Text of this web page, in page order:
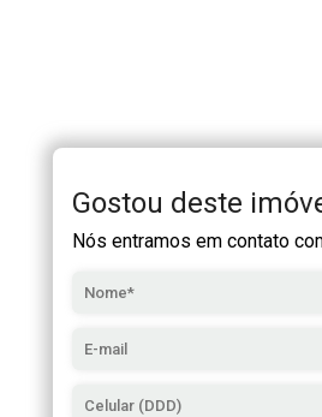
Gostou deste
Nós entramos em contato